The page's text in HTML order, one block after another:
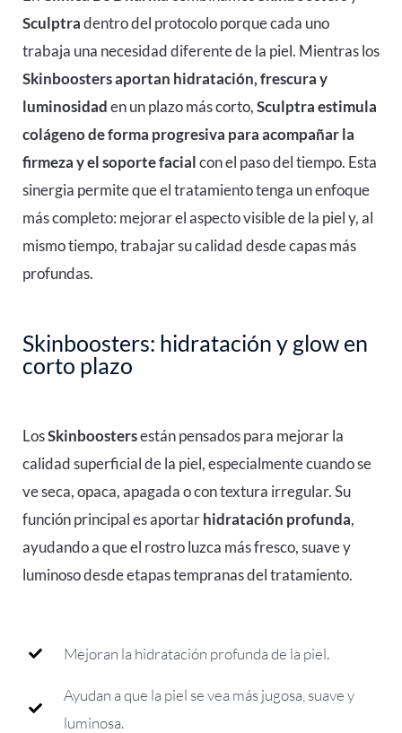
Sculptradentro del protocolo porque cada uno
trabaja una necesidad diferente de la piel. Mientras los
Skinboosters aportan hidratación, frescura y
luminosidaden un plazo más corto,Sculptra estimula
colágeno de forma progresiva para acompañar la
firmeza y el soporte facialcon el paso del tiempo. Esta
sinergia permite que el tratamiento tenga un enfoque
más completo: mejorar el aspecto visible de la piel y, al
mismo tiempo, trabajar su calidad desde capas más
profundas.
Skinboosters: hidratación y glow en
corto plazo
LosSkinboostersestán pensados para mejorar la
calidad superficial de la piel, especialmente cuando se
ve seca, opaca, apagada o con textura irregular. Su
función principal es aportarhidratación profunda,
ayudando a que el rostro luzca más fresco, suave y
luminoso desde etapas tempranas del tratamiento.
Mejoran la hidratación profunda de la piel.
Ayudan a que la piel se vea más jugosa, suave y
luminosa.